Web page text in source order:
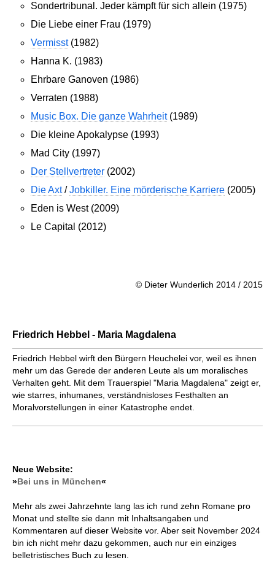
Sondertribunal. Jeder kämpft für sich allein (1975)
Die Liebe einer Frau (1979)
Vermisst(1982)
Hanna K. (1983)
Ehrbare Ganoven (1986)
Verraten (1988)
Music Box. Die ganze Wahrheit(1989)
Die kleine Apokalypse (1993)
Mad City (1997)
Der Stellvertreter (2002)
Die Axt/Jobkiller. Eine mörderische Karriere (2005)
Eden is West (2009)
Le Capital (2012)
© Dieter Wunderlich 2014 / 2015
Friedrich Hebbel - Maria Magdalena
Friedrich Hebbel wirft den Bürgern Heuchelei vor, weil es ihnen
mehr um das Gerede der anderen Leute als um moralisches
Verhalten geht. Mit dem Trauerspiel "Maria Magdalena" zeigt er,
wie starres, inhumanes, verständnisloses Festhalten an
Moralvorstellungen in einer Katastrophe endet.
Neue Website:
»Bei uns in München«
Mehr als zwei Jahrzehnte lang las ich rund zehn Romane pro
Monat und stellte sie dann mit Inhaltsangaben und
Kommentaren auf dieser Website vor. Aber seit November 2024
bin ich nicht mehr dazu gekommen, auch nur ein einziges
belletristisches Buch zu lesen.